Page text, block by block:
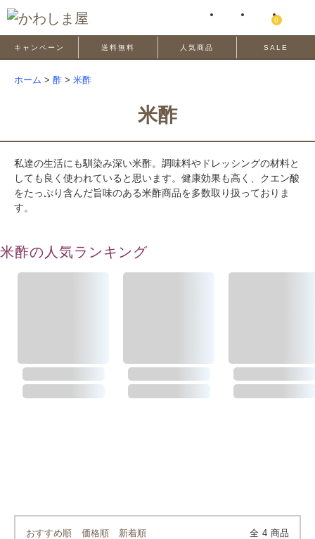
0
キャンペーン 送料無料 人気商品 SALE
ホーム > 酢 > 米酢
米酢
私達の生活にも馴染み深い米酢。調味料やドレッシングの材料と
しても良く使われていると思います。健康効果も高く、クエン酸
をたっぷり含んだ旨味のある米酢商品を多数取り扱っておりま
す。
米酢の人気ランキング
おすすめ順 価格順 新着順 全 4 商品